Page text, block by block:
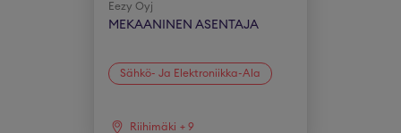
Eezy Oyj
MEKAANINEN ASENTAJA
Sähkö- Ja Elektroniikka-Ala
Riihimäki + 9